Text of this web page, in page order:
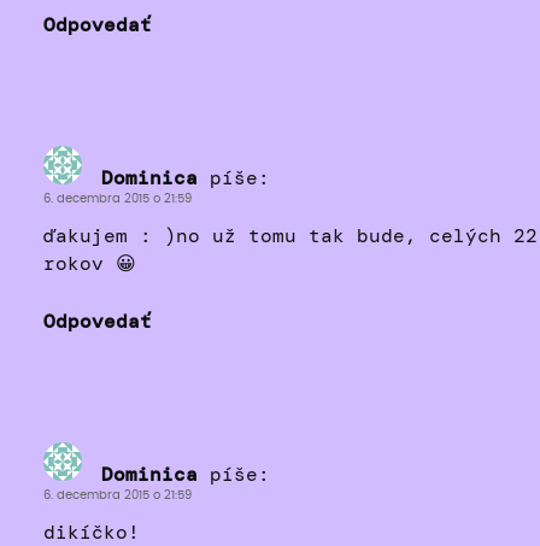
Odpovedať
Dominica píše:
6. decembra 2015 o 21:59
ďakujem : )no už tomu tak bude, celých 22
rokov 😀
Odpovedať
Dominica píše:
6. decembra 2015 o 21:59
dikíčko!